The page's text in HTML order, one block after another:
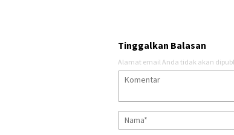
Tinggalkan Balasan
Alamat email Anda tidak akan